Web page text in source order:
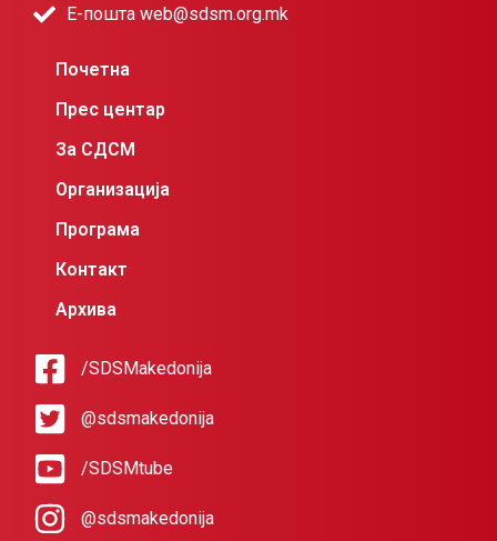
Е-пошта web@sdsm.org.mk
Почетна
Прес центар
За СДСМ
Организација
Програма
Контакт
Архива
/SDSMakedonija
@sdsmakedonija
/SDSMtube
@sdsmakedonija